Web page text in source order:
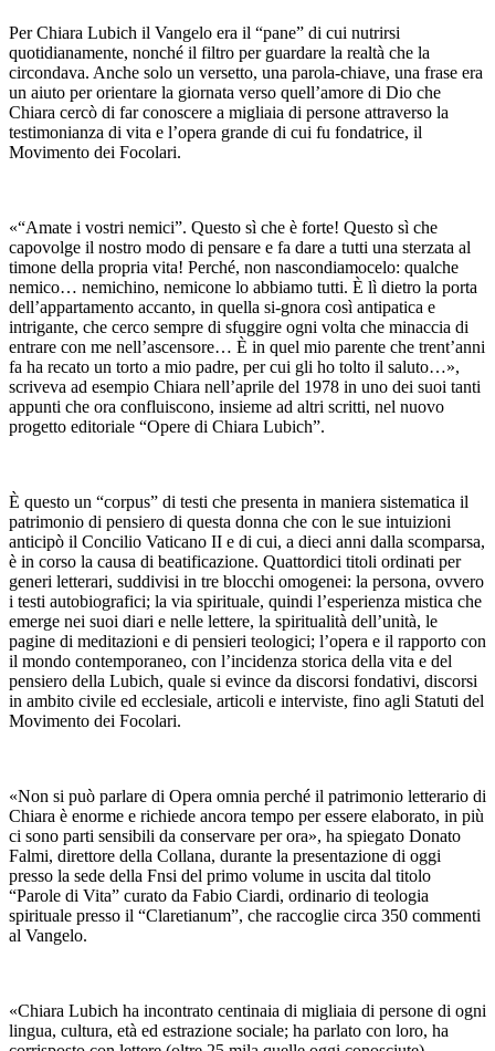
Per Chiara Lubich il Vangelo era il “pane” di cui nutrirsi
quotidianamente, nonché il filtro per guardare la realtà che la
circondava. Anche solo un versetto, una parola-chiave, una frase era
un aiuto per orientare la giornata verso quell’amore di Dio che
Chiara cercò di far conoscere a migliaia di persone attraverso la
testimonianza di vita e l’opera grande di cui fu fondatrice, il
Movimento dei Focolari.
«“Amate i vostri nemici”. Questo sì che è forte! Questo sì che
capovolge il nostro modo di pensare e fa dare a tutti una sterzata al
timone della propria vita! Perché, non nascondiamocelo: qualche
nemico… nemichino, nemicone lo abbiamo tutti. È lì dietro la porta
dell’appartamento accanto, in quella si-gnora così antipatica e
intrigante, che cerco sempre di sfuggire ogni volta che minaccia di
entrare con me nell’ascensore… È in quel mio parente che trent’anni
fa ha recato un torto a mio padre, per cui gli ho tolto il saluto…»,
scriveva ad esempio Chiara nell’aprile del 1978 in uno dei suoi tanti
appunti che ora confluiscono, insieme ad altri scritti, nel nuovo
progetto editoriale “Opere di Chiara Lubich”.
È questo un “corpus” di testi che presenta in maniera sistematica il
patrimonio di pensiero di questa donna che con le sue intuizioni
anticipò il Concilio Vaticano II e di cui, a dieci anni dalla scomparsa,
è in corso la causa di beatificazione. Quattordici titoli ordinati per
generi letterari, suddivisi in tre blocchi omogenei: la persona, ovvero
i testi autobiografici; la via spirituale, quindi l’esperienza mistica che
emerge nei suoi diari e nelle lettere, la spiritualità dell’unità, le
pagine di meditazioni e di pensieri teologici; l’opera e il rapporto con
il mondo contemporaneo, con l’incidenza storica della vita e del
pensiero della Lubich, quale si evince da discorsi fondativi, discorsi
in ambito civile ed ecclesiale, articoli e interviste, fino agli Statuti del
Movimento dei Focolari.
«Non si può parlare di Opera omnia perché il patrimonio letterario di
Chiara è enorme e richiede ancora tempo per essere elaborato, in più
ci sono parti sensibili da conservare per ora», ha spiegato Donato
Falmi, direttore della Collana, durante la presentazione di oggi
presso la sede della Fnsi del primo volume in uscita dal titolo
“Parole di Vita” curato da Fabio Ciardi, ordinario di teologia
spirituale presso il “Claretianum”, che raccoglie circa 350 commenti
al Vangelo.
«Chiara Lubich ha incontrato centinaia di migliaia di persone di ogni
lingua, cultura, età ed estrazione sociale; ha parlato con loro, ha